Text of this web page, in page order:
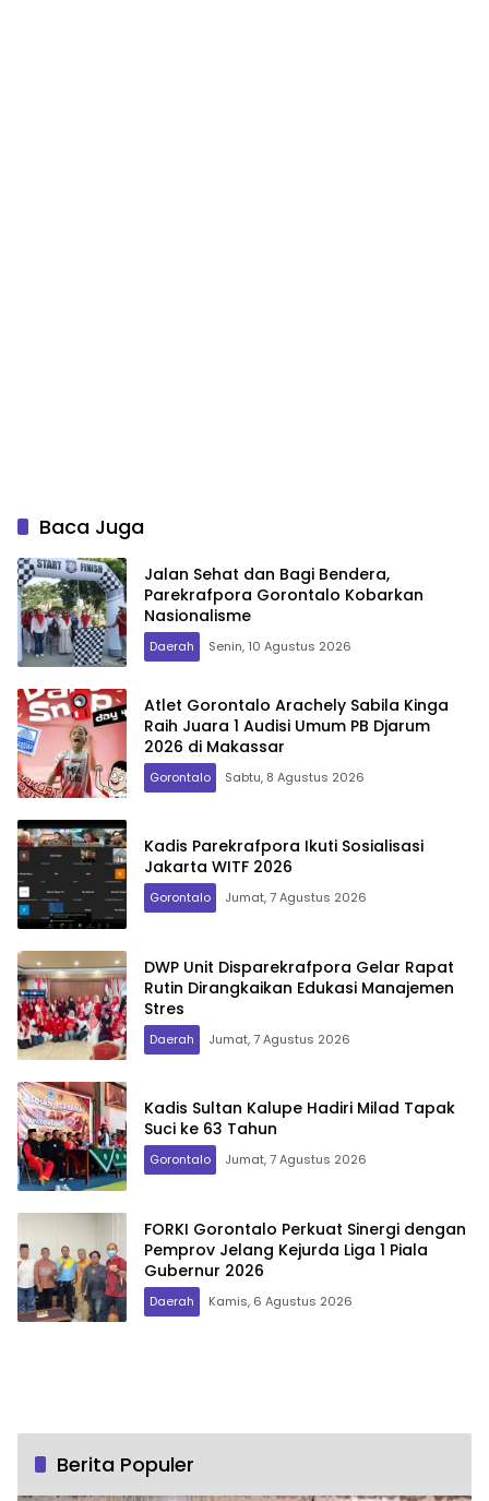
Baca Juga
Jalan Sehat dan Bagi Bendera,
Parekrafpora Gorontalo Kobarkan
Nasionalisme
Daerah Senin, 10 Agustus 2026
Atlet Gorontalo Arachely Sabila Kinga
Raih Juara 1 Audisi Umum PB Djarum
2026 di Makassar
Gorontalo Sabtu, 8 Agustus 2026
Kadis Parekrafpora Ikuti Sosialisasi
Jakarta WITF 2026
Gorontalo Jumat, 7 Agustus 2026
DWP Unit Disparekrafpora Gelar Rapat
Rutin Dirangkaikan Edukasi Manajemen
Stres
Daerah Jumat, 7 Agustus 2026
Kadis Sultan Kalupe Hadiri Milad Tapak
Suci ke 63 Tahun
Gorontalo Jumat, 7 Agustus 2026
FORKI Gorontalo Perkuat Sinergi dengan
Pemprov Jelang Kejurda Liga 1 Piala
Gubernur 2026
Daerah Kamis, 6 Agustus 2026
Berita Populer